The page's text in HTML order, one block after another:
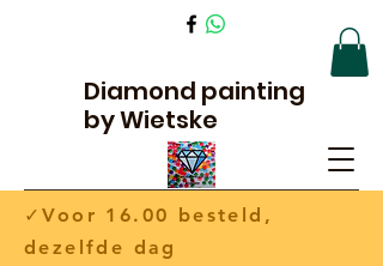
Diamond painting
by Wietske
✓Voor 16.00 besteld,
dezelfde dag